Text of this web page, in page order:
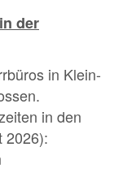
der
in Klein-
in den
2026):